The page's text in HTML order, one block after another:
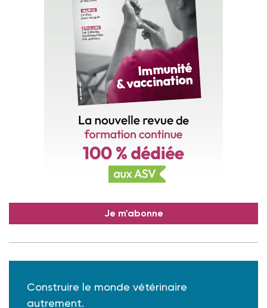
Je m'abonne
Construire le monde vétérinaire
autrement.